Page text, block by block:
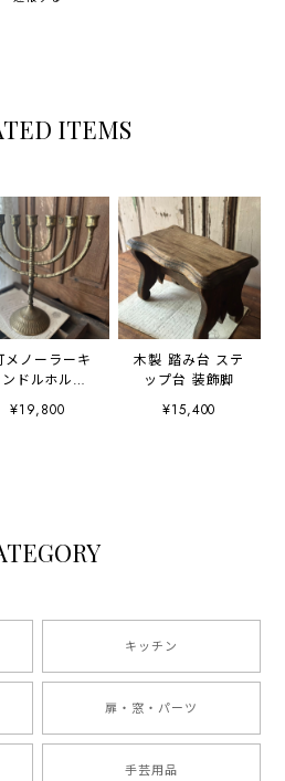
ITEMS
メノーラーキ
ンドルホルダ
ー 燭台
¥19,800
木製 踏み台 ステ
ップ台 装飾脚
¥15,400
キッチン
扉・窓・パーツ
手芸用品